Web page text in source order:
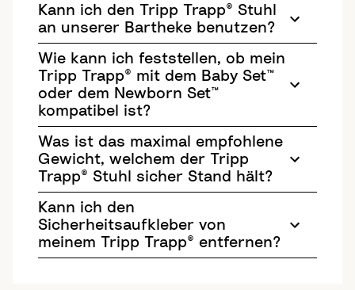
Kann ich den Tripp Trapp® Stuhl
an unserer Bartheke benutzen?
Wie kann ich feststellen, ob mein
Tripp Trapp® mit dem Baby Set™
oder dem Newborn Set™
kompatibel ist?
Was ist das maximal empfohlene
Gewicht, welchem der Tripp
Trapp® Stuhl sicher Stand hält?
Kann ich den
Sicherheitsaufkleber von
meinem Tripp Trapp® entfernen?